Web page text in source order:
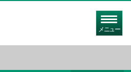
メニュー